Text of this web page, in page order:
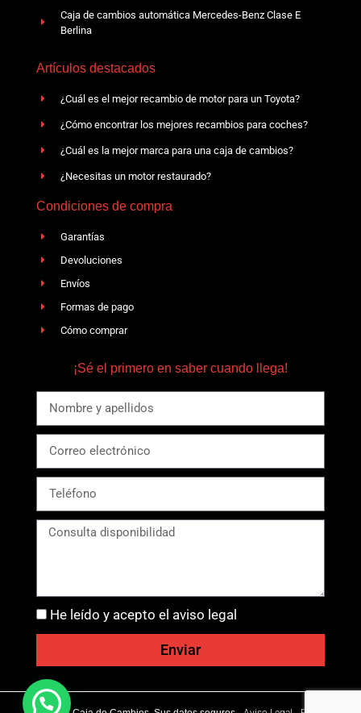
Caja de cambios automática Mercedes-Benz Clase E
Berlina
Artículos destacados
¿Cuál es el mejor recambio de motor para un Toyota?
¿Cómo encontrar los mejores recambios para coches?
¿Cuál es la mejor marca para una caja de cambios?
¿Necesitas un motor restaurado?
Condiciones de compra
Garantías
Devoluciones
Envíos
Formas de pago
Cómo comprar
¡Sé el primero en saber cuando llega!
He leído y acepto el aviso legal
Enviar